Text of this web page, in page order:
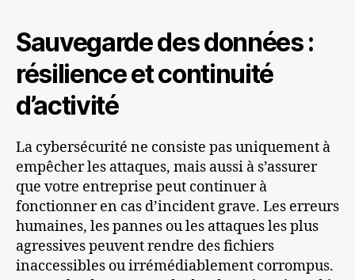
Sauvegarde des données :
résilience et continuité
d’activité
La cybersécurité ne consiste pas uniquement à
empêcher les attaques, mais aussi à s’assurer
que votre entreprise peut continuer à
fonctionner en cas d’incident grave. Les erreurs
humaines, les pannes ou les attaques les plus
agressives peuvent rendre des fichiers
inaccessibles ou irrémédiablement corrompus.